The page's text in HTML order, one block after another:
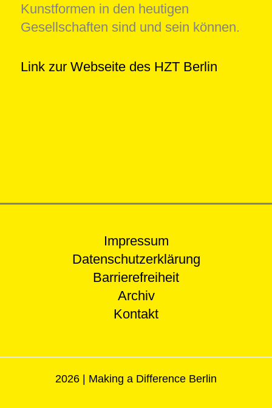
Kunstformen in den heutigen
Gesellschaften sind und sein können.
Link zur Webseite des HZT Berlin
Impressum
Datenschutzerklärung
Barrierefreiheit
Archiv
Kontakt
2026 | Making a Difference Berlin